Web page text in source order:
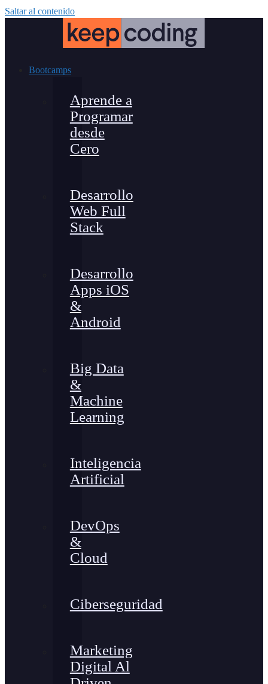
Saltar al contenido
Bootcamps
Aprende a
Programar
desde
Cero
Desarrollo
Web Full
Stack
Desarrollo
Apps iOS
&
Android
Big Data
&
Machine
Learning
Inteligencia
Artificial
DevOps
&
Cloud
Ciberseguridad
Marketing
Digital Al